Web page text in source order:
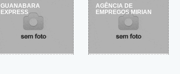
GUANABARA
EXPRESS
AGÊNCIA DE
EMPREGOS MIRIAN